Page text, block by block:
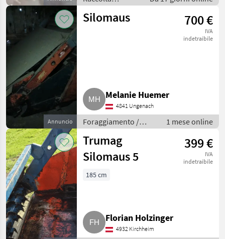
mangimi /
Autocaricanti
Annuncio
Silomaus 700 €
IVA
indetraibile
Melanie Huemer
4841 Ungenach
Foraggiamento /
Fresa desilatrice
1 mese online
Trumag
Silomaus 5
399 €
IVA
indetraibile
185 cm
Florian Holzinger
4932 Kirchheim